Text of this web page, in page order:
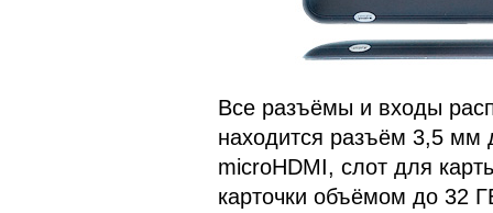
Все разъёмы и входы
находится разъём 3,5 мм
microHDMI, слот для
карточки объёмом до 32